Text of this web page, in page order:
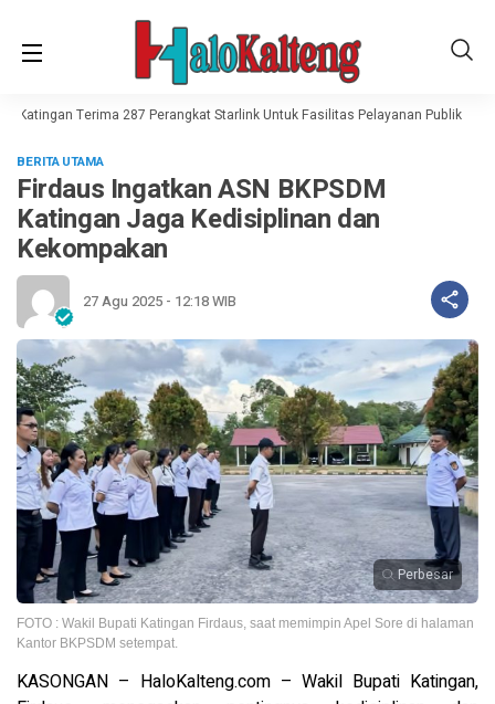
Katingan Terima 287 Perangkat Starlink Untuk Fasilitas Pelayanan Publik
BERITA UTAMA
Firdaus Ingatkan ASN BKPSDM
Katingan Jaga Kedisiplinan dan
Kekompakan
27 Agu 2025 - 12:18 WIB
Perbesar
FOTO : Wakil Bupati Katingan Firdaus, saat memimpin Apel Sore di halaman
Kantor BKPSDM setempat.
KASONGAN – HaloKalteng.com – Wakil Bupati Katingan,